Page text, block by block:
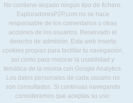
No contiene alojado ningún tipo de fichero.
ExploradoresP2P.com no se hace
responsable de los comentarios u otras
acciones de los usuarios. Reservado el
derecho de admisión. Esta web inserta
cookies propias para facilitar tu navegación,
así como para mejorar la usabilidad y
temática de la misma con Google Analytics.
Los datos personales de cada usuario no
son consultados. Si continuas navegando
consideramos que aceptas su uso.